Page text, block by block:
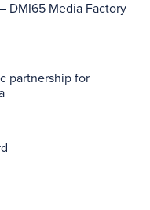
DMI65 Media Factory
partnership for